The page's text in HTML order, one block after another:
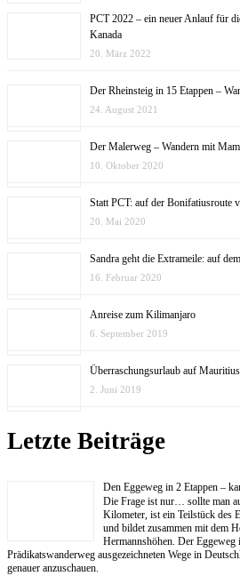
PCT 2022 – ein neuer Anlauf für
Kanada
20. März 2022
Der Rheinsteig in 15 Etappen –
24. August 2021
Der Malerweg – Wandern mit
10. Oktober 2020
Statt PCT: auf der Bonifatiusroute
20. Mai 2020
Sandra geht die Extrameile: auf
16. Februar 2020
Anreise zum Kilimanjaro
6. September 2019
Überraschungsurlaub auf
2. Juni 2019
Letzte Beiträge
Den Eggeweg in 2 Etappen –
Die Frage ist nur… sollte man
Kilometer, ist ein Teilstück des
und bildet zusammen mit dem
Hermannshöhen. Der Eggeweg
Prädikatswanderweg ausgezeichneten Wege in
genauer anzuschauen.